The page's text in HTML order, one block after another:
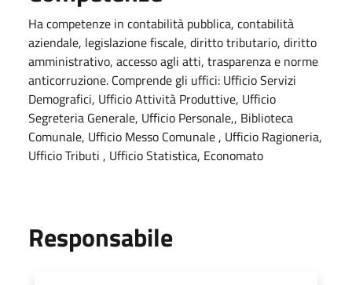
Ha competenze in contabilità pubblica, contabilità
aziendale, legislazione fiscale, diritto tributario, diritto
amministrativo, accesso agli atti, trasparenza e norme
anticorruzione. Comprende gli uffici: Ufficio Servizi
Demografici, Ufficio Attività Produttive, Ufficio
Segreteria Generale, Ufficio Personale,, Biblioteca
Comunale, Ufficio Messo Comunale , Ufficio Ragioneria,
Ufficio Tributi , Ufficio Statistica, Economato
Responsabile